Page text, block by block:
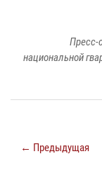
Пресс-
национальной
← Предыдущая